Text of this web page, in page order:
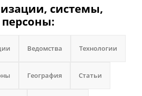
системы,
Ведомства Технологии
География Статьи